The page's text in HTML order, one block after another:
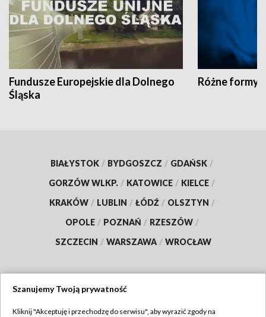
Fundusze Europejskie dla Dolnego
Śląska
Różne formy
BIAŁYSTOK / BYDGOSZCZ / GDAŃSK /
GORZÓW WLKP. / KATOWICE / KIELCE /
KRAKÓW / LUBLIN / ŁÓDŹ / OLSZTYN /
OPOLE / POZNAŃ / RZESZÓW /
SZCZECIN / WARSZAWA / WROCŁAW
Szanujemy Twoją prywatność
Kliknij "Akceptuję i przechodzę do serwisu", aby wyrazić zgody na